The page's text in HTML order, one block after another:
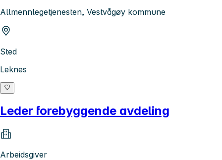
Allmennlegetjenesten, Vestvågøy kommune
Sted
Leknes
Leder forebyggende avdeling
Arbeidsgiver